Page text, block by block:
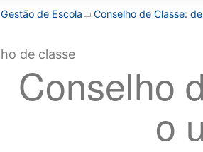
Gestão de Escola Conselho de Classe:
Conselho
o